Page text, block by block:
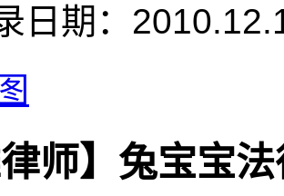
日期：
律师】兔宝宝